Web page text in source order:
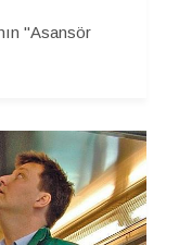
"Asansör